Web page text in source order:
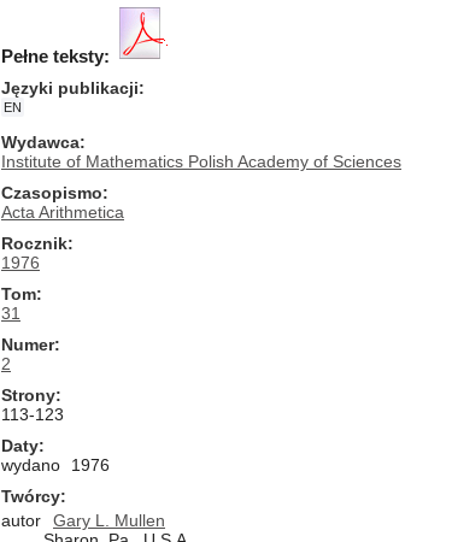
Pełne teksty:
Języki publikacji
EN
Wydawca
Institute of Mathematics Polish Academy of Sciences
Czasopismo
Acta Arithmetica
Rocznik
1976
Tom
31
Numer
2
Strony
113-123
Daty
wydano
1976
Twórcy
autor
Gary L. Mullen